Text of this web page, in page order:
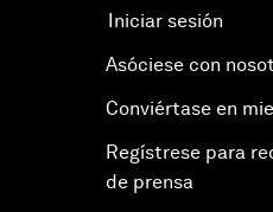
Iniciar sesión
Asóciese con
Conviértase en
Regístrese para
de prensa